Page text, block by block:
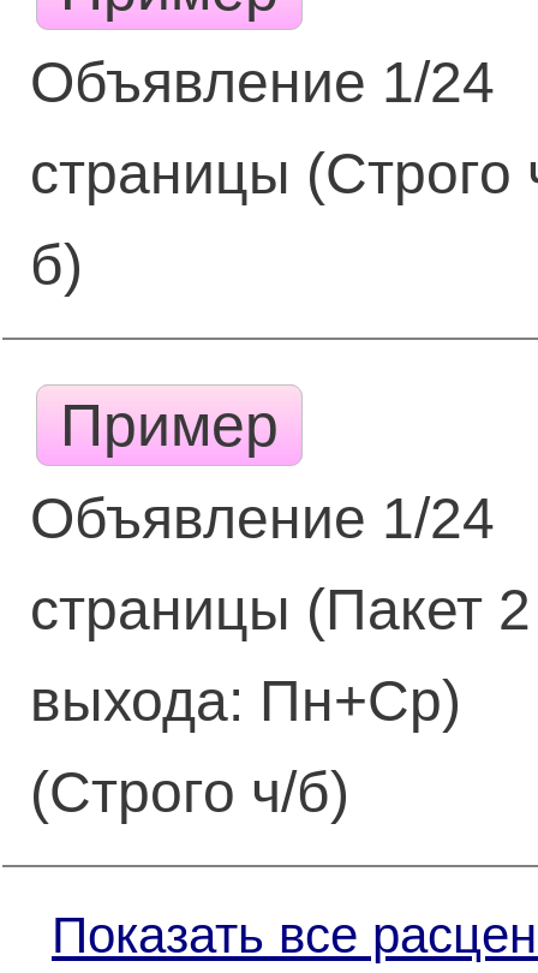
Объявление 1/24
страницы (Строго
б)
Пример
Объявление 1/24
страницы (Пакет 2
выхода: Пн+Ср)
(Строго ч/б)
Показать все